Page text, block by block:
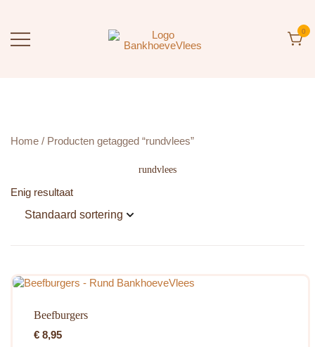
inhoud
0
Home / Producten getagged “rundvlees”
rundvlees
Enig resultaat
Beefburgers
€ 8,95